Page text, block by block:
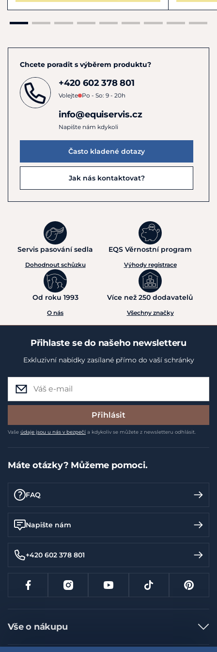
Chcete poradit s výběrem produktu?
+420 602 378 801
Volejte Po - So: 9 - 20h
info@equiservis.cz
Napište nám kdykoli
Často kladené dotazy
Jak nás kontaktovat?
Servis pasování sedla
Dohodnout schůzku
EQS Věrnostní program
Výhody registrace
Od roku 1993
O nás
Více než 250 dodavatelů
Všechny značky
Přihlaste se do našeho newsletteru
Exkluzivní nabídky zasílané přímo do vaší schránky
Přihlásit
Vaše údaje jsou u nás v bezpečí a kdykoliv se můžete z newsletteru odhlásit.
Máte otázky? Můžeme pomoci.
FAQ
Napište nám
+420 602 378 801
Vše o nákupu
Jak nakupovat